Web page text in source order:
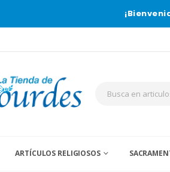
ARTÍCULOS RELIGIOSOS